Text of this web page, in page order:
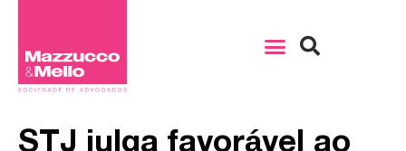
STJ julga favorável ao